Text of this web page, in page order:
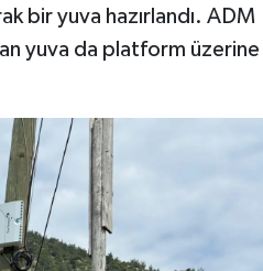
bir yuva hazırlandı. ADM
yuva da platform üzerine